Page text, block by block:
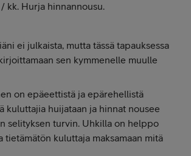
kk. Hurja hinnannousu.
ei julkaista, mutta tässä tapauksessa
sen kymmenelle muulle
on epäeettistä ja epärehellistä
kuluttajia huijataan ja hinnat nousee
selityksen turvin. Uhkilla on helppo
tietämätön kuluttaja maksamaan mitä